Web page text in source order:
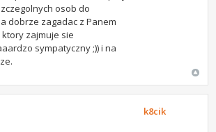
osob do
dobrze zagadac z Panem
zajmuje sie
sympatyczny ;)) i na
k8cik